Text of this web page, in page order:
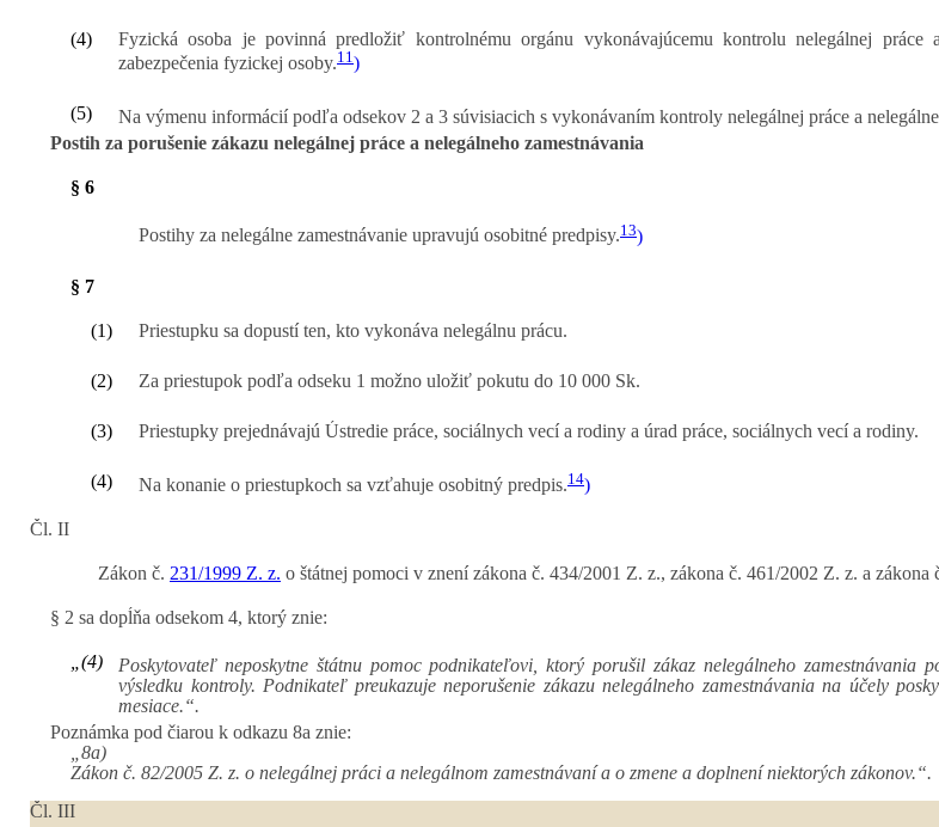
(4)
Fyzická osoba je povinná predložiť kontrolnému orgánu vykonávajúcemu kontrolu nelegálnej práce
zabezpečenia fyzickej osoby.11 )
(5) Na výmenu informácií podľa odsekov 2 a 3 súvisiacich s vykonávaním kontroly nelegálnej práce a
Postih za porušenie zákazu nelegálnej práce a nelegálneho zamestnávania
§ 6
Postihy za nelegálne zamestnávanie upravujú osobitné predpisy.13)
§ 7
(1) Priestupku sa dopustí ten, kto vykonáva nelegálnu prácu.
(2) Za priestupok podľa odseku 1 možno uložiť pokutu do 10 000 Sk.
(3) Priestupky prejednávajú Ústredie práce, sociálnych vecí a rodiny a úrad práce, sociálnych vecí a rodiny.
(4) Na konanie o priestupkoch sa vzťahuje osobitný predpis.14)
Čl. II
Zákon č. 231/1999 Z. z. o štátnej pomoci v znení zákona č. 434/2001 Z. z., zákona č. 461/2002 Z. z. a zákona
§ 2 sa dopĺňa odsekom 4, ktorý znie:
„(4) Poskytovateľ neposkytne štátnu pomoc podnikateľovi, ktorý porušil zákaz nelegálneho zamestnávania
výsledku kontroly. Podnikateľ preukazuje neporušenie zákazu nelegálneho zamestnávania na účely
mesiace.“.
Poznámka pod čiarou k odkazu 8a znie:
„8a)
Zákon č. 82/2005 Z. z. o nelegálnej práci a nelegálnom zamestnávaní a o zmene a doplnení niektorých zákonov.“.
Čl. III